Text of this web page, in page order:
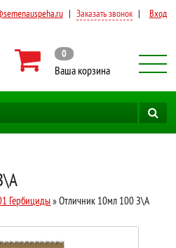
| Заказать звонок | Вход
0
Ваша корзина
Гербициды» Отличник 10мл 100 З\А